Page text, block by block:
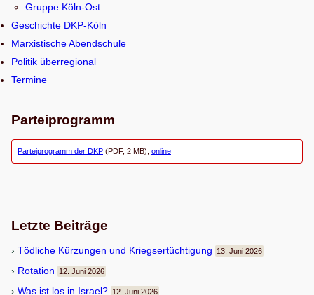
e
n
Gruppe Köln-Ost
Geschichte DKP-Köln
Marxistische Abendschule
Politik überregional
Termine
Parteiprogramm
Parteiprogramm der DKP (PDF, 2 MB), online
Letzte Beiträge
Töd­li­che Kür­zun­gen und Kriegsertüchtigung 13. Juni 2026
Rota­tion 12. Juni 2026
Was ist los in Israel? 12. Juni 2026